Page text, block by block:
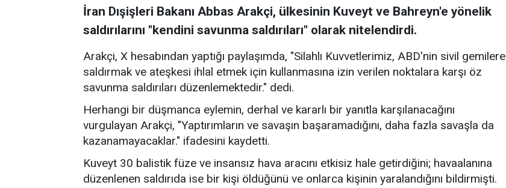
İran Dışişleri Bakanı Abbas Arakçi, ülkesinin Kuveyt ve Bahreyn'e yönelik
saldırılarını "kendini savunma saldırıları" olarak nitelendirdi.
Arakçi, X hesabından yaptığı paylaşımda, "Silahlı Kuvvetlerimiz, ABD'nin sivil gemilere
saldırmak ve ateşkesi ihlal etmek için kullanmasına izin verilen noktalara karşı öz
savunma saldırıları düzenlemektedir." dedi.
Herhangi bir düşmanca eylemin, derhal ve kararlı bir yanıtla karşılanacağını
vurgulayan Arakçi, "Yaptırımların ve savaşın başaramadığını, daha fazla savaşla da
kazanamayacaklar." ifadesini kaydetti.
Kuveyt 30 balistik füze ve insansız hava aracını etkisiz hale getirdiğini; havaalanına
düzenlenen saldırıda ise bir kişi öldüğünü ve onlarca kişinin yaralandığını bildirmişti.